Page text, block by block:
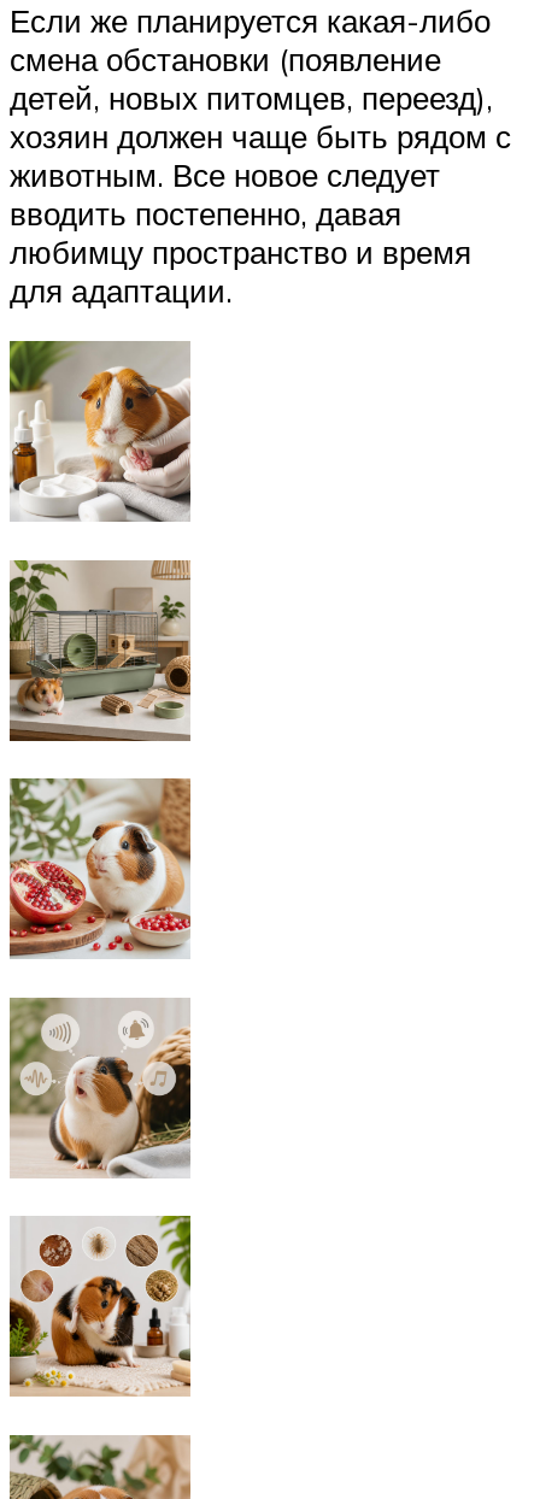
Если же планируется какая-либо
смена обстановки (появление
детей, новых питомцев, переезд),
хозяин должен чаще быть рядом с
животным. Все новое следует
вводить постепенно, давая
любимцу пространство и время
для адаптации.